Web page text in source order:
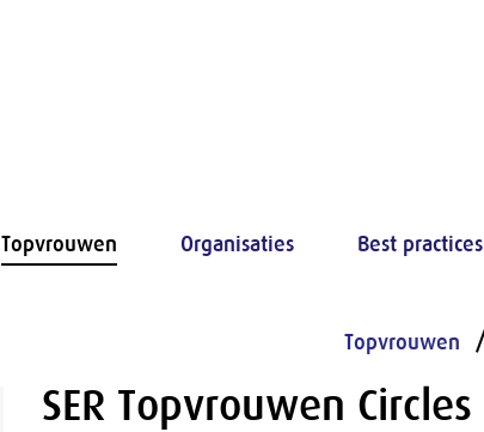
Topvrouwen Organisaties Best practices
Topvrouwen
SER Topvrouwen Circles